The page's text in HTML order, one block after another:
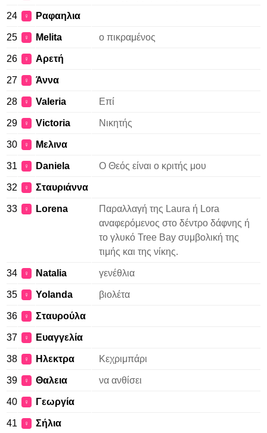
24 ♀ Ραφαηλια
25 ♀ Melita ο πικραμένος
26 ♀ Αρετή
27 ♀ Άννα
28 ♀ Valeria Επί
29 ♀ Victoria Νικητής
30 ♀ Μελινα
31 ♀ Daniela Ο Θεός είναι ο κριτής μου
32 ♀ Σταυριάννα
33 ♀ Lorena
Παραλλαγή της Laura ή Lora
αναφερόμενος στο δέντρο δάφνης ή
το γλυκό Tree Bay συμβολική της
τιμής και της νίκης.
34 ♀ Natalia γενέθλια
35 ♀ Yolanda βιολέτα
36 ♀ Σταυρούλα
37 ♀ Ευαγγελία
38 ♀ Ηλεκτρα Κεχριμπάρι
39 ♀ Θαλεια να ανθίσει
40 ♀ Γεωργία
41 ♀ Σήλια